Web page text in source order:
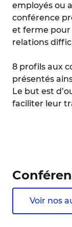
employés ou
conférence
et ferme
relations
8 profils aux
présentés
Le but est
faciliter leur
Voir nos